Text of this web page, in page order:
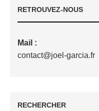
RETROUVEZ-NOUS
Mail :
contact@joel-garcia.fr
RECHERCHER